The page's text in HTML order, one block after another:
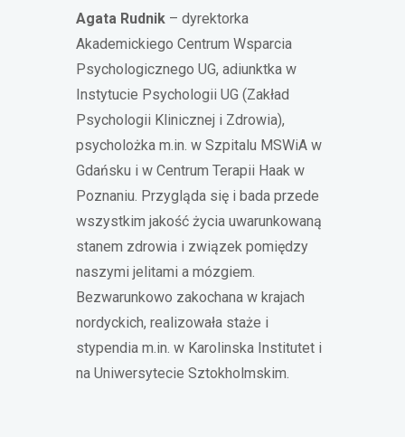
Agata Rudnik – dyrektorka
Akademickiego Centrum Wsparcia
Psychologicznego UG, adiunktka w
Instytucie Psychologii UG (Zakład
Psychologii Klinicznej i Zdrowia),
psycholożka m.in. w Szpitalu MSWiA w
Gdańsku i w Centrum Terapii Haak w
Poznaniu. Przygląda się i bada przede
wszystkim jakość życia uwarunkowaną
stanem zdrowia i związek pomiędzy
naszymi jelitami a mózgiem.
Bezwarunkowo zakochana w krajach
nordyckich, realizowała staże i
stypendia m.in. w Karolinska Institutet i
na Uniwersytecie Sztokholmskim.